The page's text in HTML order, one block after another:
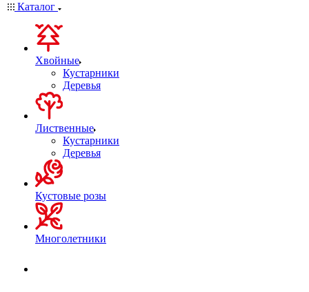
Каталог
Хвойные
Кустарники
Деревья
Лиственные
Кустарники
Деревья
Кустовые розы
Многолетники